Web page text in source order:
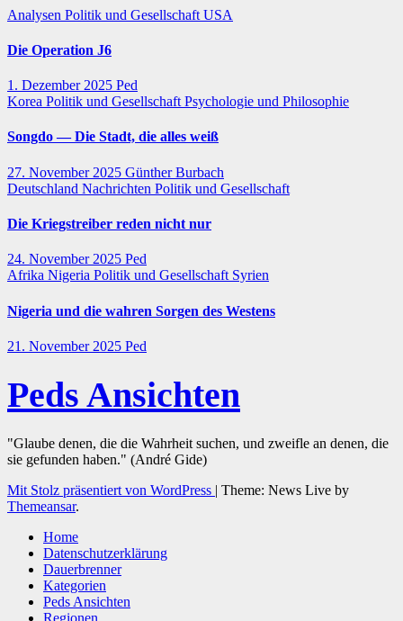
Analysen Politik und Gesellschaft USA
Die Operation J6
1. Dezember 2025 Ped
Korea Politik und Gesellschaft Psychologie und Philosophie
Songdo — Die Stadt, die alles weiß
27. November 2025 Günther Burbach
Deutschland Nachrichten Politik und Gesellschaft
Die Kriegstreiber reden nicht nur
24. November 2025 Ped
Afrika Nigeria Politik und Gesellschaft Syrien
Nigeria und die wahren Sorgen des Westens
21. November 2025 Ped
Peds Ansichten
"Glaube denen, die die Wahrheit suchen, und zweifle an denen, die
sie gefunden haben." (André Gide)
Mit Stolz präsentiert von WordPress | Theme: News Live by
Themeansar.
Home
Datenschutzerklärung
Dauerbrenner
Kategorien
Peds Ansichten
Regionen